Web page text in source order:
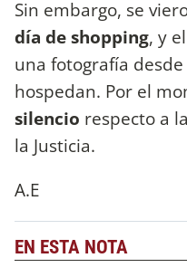
Sin embargo, se
día de shopping, y
una fotografía
hospedan. Por el
silencio respecto a
la Justicia.
A.E
EN ESTA NOTA